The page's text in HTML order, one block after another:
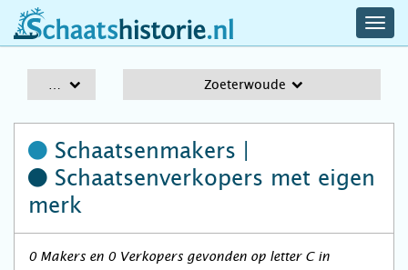
schaatshistorie.nl
Zoeterwoude
Schaatsenmakers |
Schaatsenverkopers met eigen
merk
0 Makers en 0 Verkopers gevonden op letter C in